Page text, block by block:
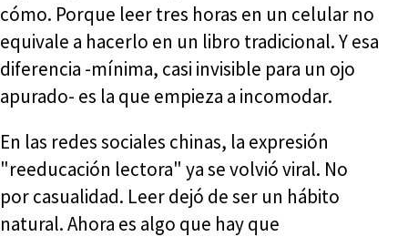
cómo. Porque leer tres horas en un celular no
equivale a hacerlo en un libro tradicional. Y esa
diferencia -mínima, casi invisible para un ojo
apurado- es la que empieza a incomodar.
En las redes sociales chinas, la expresión
"reeducación lectora" ya se volvió viral. No
por casualidad. Leer dejó de ser un hábito
natural. Ahora es algo que hay que